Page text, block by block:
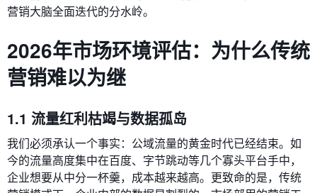
营销大脑全面迭代的分水岭。
2026年市场环境评估：为什么传统
营销难以为继
1.1 流量红利枯竭与数据孤岛
我们必须承认一个事实：公域流量的黄金时代已经结束。如
今的流量高度集中在百度、字节跳动等几个寡头平台手中，
企业想要从中分一杯羹，成本越来越高。更致命的是，传统